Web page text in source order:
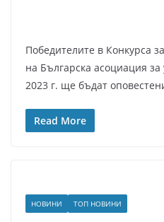
Победителите в Конкурса
на Българска асоциация
2023 г. ще бъдат
Read More
НОВИНИ ТОП НОВИНИ